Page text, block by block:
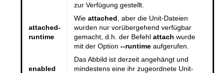
zur Verfügung gestellt.
attached-
runtime
Wie attached , aber die Unit-Dateien
wurden nur vorübergehend verfügbar
gemacht, d.h. der Befehl attach wurde
mit der Option --runtimeaufgerufen.
enabled
Das Abbild ist derzeit angehängt und
mindestens eine ihr zugeordnete Unit-